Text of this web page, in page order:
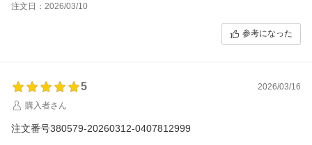
注文日：2026/03/10
参考になった
5
2026/03/16
購入者さん
注文番号380579-20260312-0407812999